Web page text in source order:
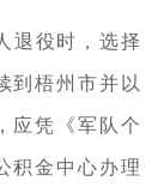
退役时，选择
到梧州市并以
应凭《军队个
积金中心办理